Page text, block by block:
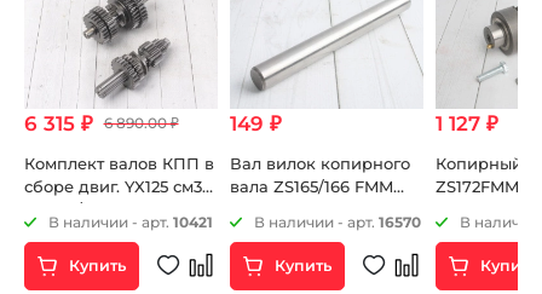
6 315 ₽ 6 890.00 ₽
Комплект валов КПП в
сборе двиг. YX125 см3
153FMI/154FMI
В наличии - арт. 10421
Купить
149 ₽
Вал вилок копирного
вала ZS165/166 FMM
ZS172FMM-5 (PR250)
ZS172FMM-7 (CB250RL)
ZS174MN-3 (CBS300)
В наличии - арт. 16570
Купить
1 127 ₽
Копирный
ZS172FMM-5
В наличии
Купить